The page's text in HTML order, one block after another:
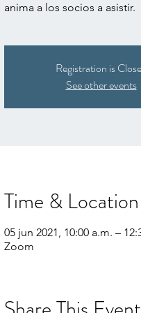
anima a los socios a asistir.
Registration is
See other events
Time & Location
05 jun 2021, 10:00 a.m. –
Zoom